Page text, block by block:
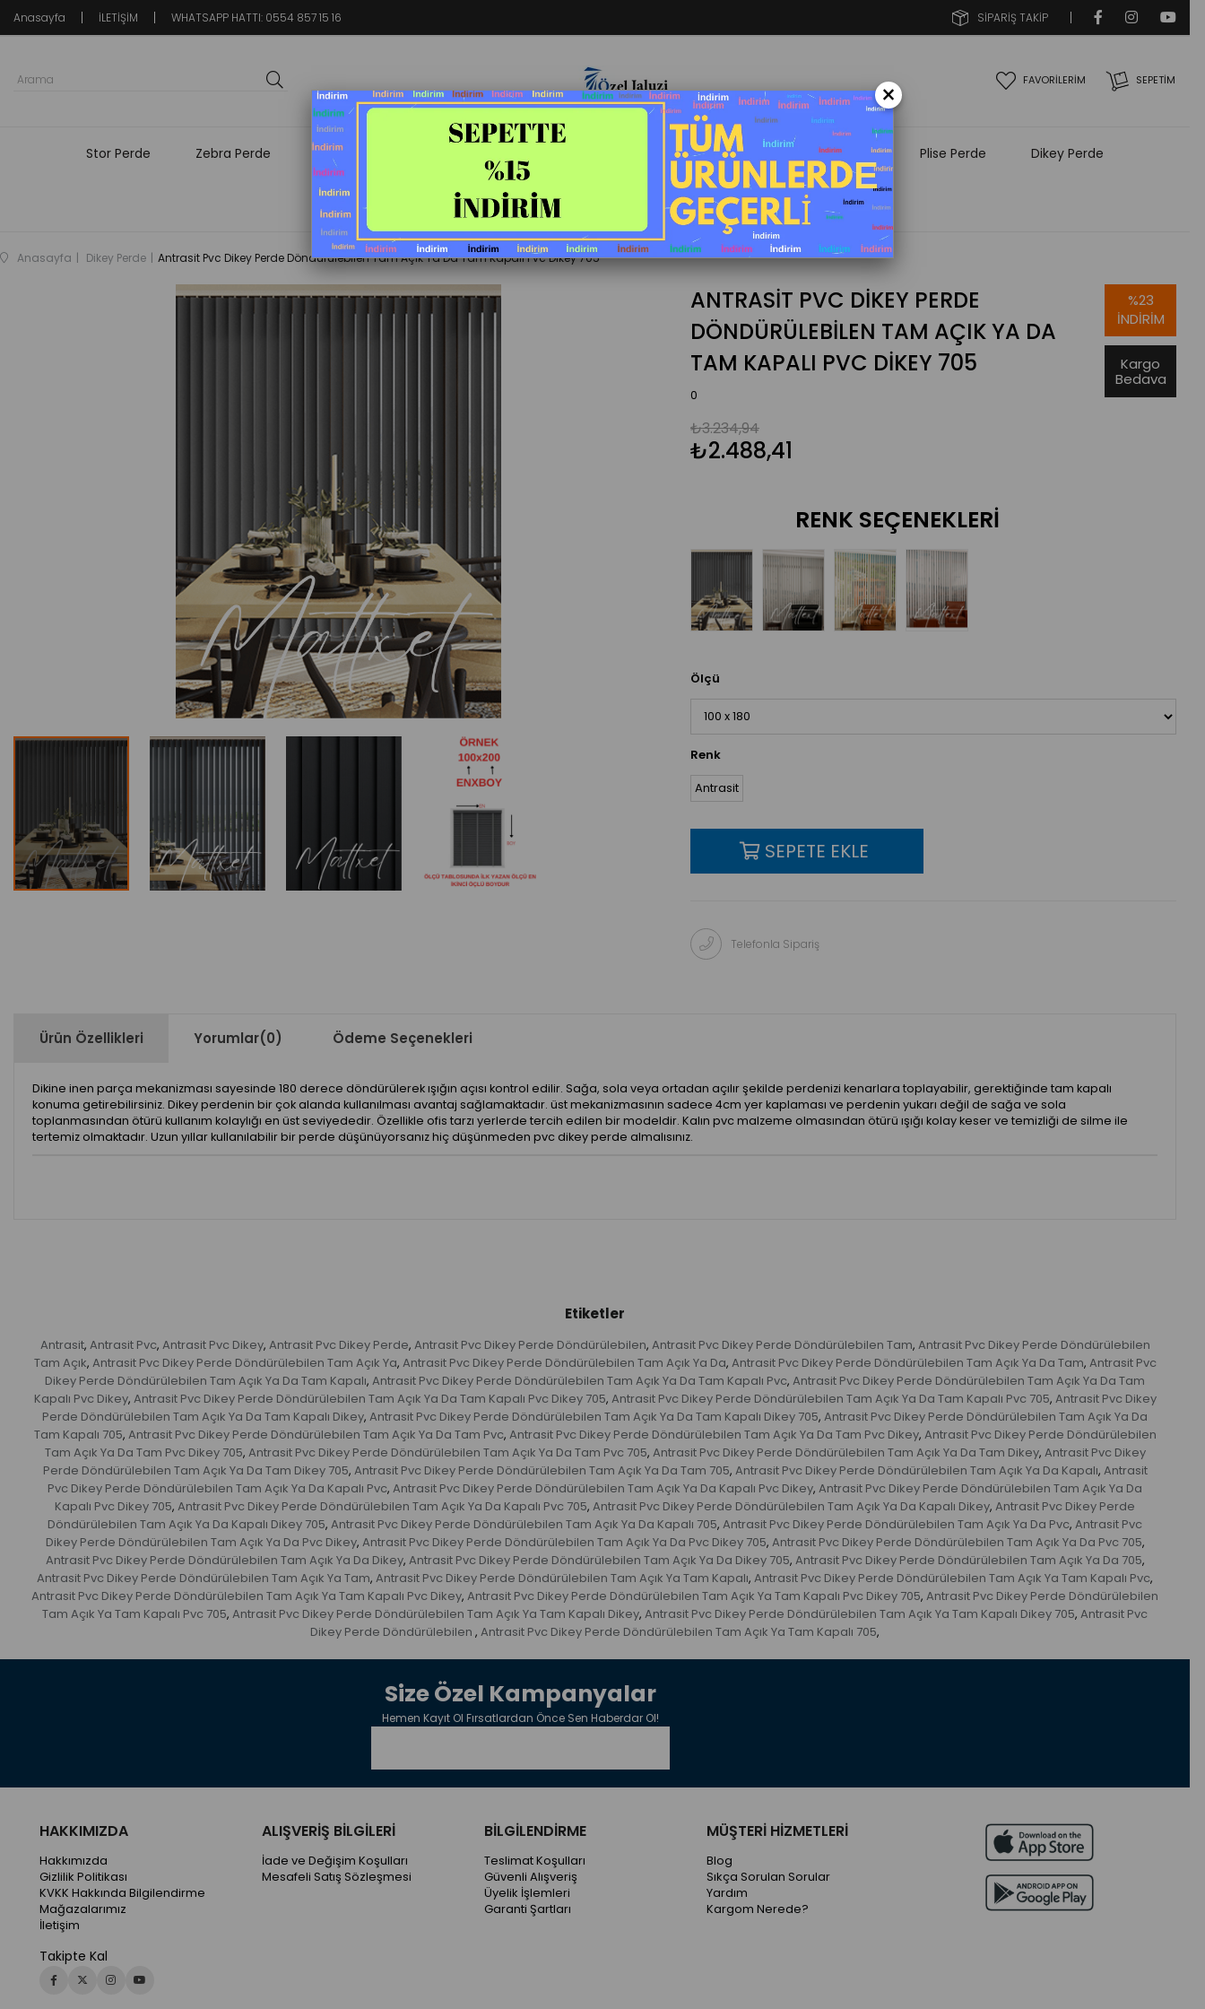
Anasayfa İLETİŞİM WHATSAPP HATTI: 0554 857 15 16 SİPARİŞ TAKİP
SEPETIM
FAVORİLERİM
Stor Perde Zebra Perde Fon Perde Stor&Zebra Perde Aksesuarı Plise Perde Dikey Perde
Screen Perde Ahşap Stor
Anasayfa Dikey Perde Antrasit Pvc Dikey Perde Döndürülebilen Tam Açık Ya Da Tam Kapalı Pvc Dikey 705
ANTRASIT PVC DIKEY PERDE
DÖNDÜRÜLEBILEN TAM AÇIK YA DA
TAM KAPALI PVC DIKEY 705
0
₺3.234,94
₺2.488,41
RENK SEÇENEKLERI
%23
İNDIRIM
Kargo
Bedava
Ölçü
Renk
Antrasit
Telefonla Sipariş
Ürün Özellikleri Yorumlar(0) Ödeme Seçenekleri
Dikine inen parça mekanizması sayesinde 180 derece döndürülerek ışığın açısı kontrol edilir. Sağa, sola veya ortadan açılır şekilde perdenizi kenarlara toplayabilir, gerektiğinde tam kapalı
konuma getirebilirsiniz. Dikey perdenin bir çok alanda kullanılması avantaj sağlamaktadır. üst mekanizmasının sadece 4cm yer kaplaması ve perdenin yukarı değil de sağa ve sola
toplanmasından ötürü kullanım kolaylığı en üst seviyededir. Özellikle ofis tarzı yerlerde tercih edilen bir modeldir. Kalın pvc malzeme olmasından ötürü ışığı kolay keser ve temizliği de silme ile
tertemiz olmaktadır. Uzun yıllar kullanılabilir bir perde düşünüyorsanız hiç düşünmeden pvc dikey perde almalısınız.
Etiketler
Antrasit, Antrasit Pvc, Antrasit Pvc Dikey, Antrasit Pvc Dikey Perde, Antrasit Pvc Dikey Perde Döndürülebilen, Antrasit Pvc Dikey Perde Döndürülebilen Tam, Antrasit Pvc Dikey Perde Döndürülebilen
Tam Açık, Antrasit Pvc Dikey Perde Döndürülebilen Tam Açık Ya, Antrasit Pvc Dikey Perde Döndürülebilen Tam Açık Ya Da, Antrasit Pvc Dikey Perde Döndürülebilen Tam Açık Ya Da Tam, Antrasit Pvc
Dikey Perde Döndürülebilen Tam Açık Ya Da Tam Kapalı, Antrasit Pvc Dikey Perde Döndürülebilen Tam Açık Ya Da Tam Kapalı Pvc, Antrasit Pvc Dikey Perde Döndürülebilen Tam Açık Ya Da Tam
Kapalı Pvc Dikey, Antrasit Pvc Dikey Perde Döndürülebilen Tam Açık Ya Da Tam Kapalı Pvc Dikey 705, Antrasit Pvc Dikey Perde Döndürülebilen Tam Açık Ya Da Tam Kapalı Pvc 705, Antrasit Pvc Dikey
Perde Döndürülebilen Tam Açık Ya Da Tam Kapalı Dikey, Antrasit Pvc Dikey Perde Döndürülebilen Tam Açık Ya Da Tam Kapalı Dikey 705, Antrasit Pvc Dikey Perde Döndürülebilen Tam Açık Ya Da
Tam Kapalı 705, Antrasit Pvc Dikey Perde Döndürülebilen Tam Açık Ya Da Tam Pvc, Antrasit Pvc Dikey Perde Döndürülebilen Tam Açık Ya Da Tam Pvc Dikey, Antrasit Pvc Dikey Perde Döndürülebilen
Tam Açık Ya Da Tam Pvc Dikey 705, Antrasit Pvc Dikey Perde Döndürülebilen Tam Açık Ya Da Tam Pvc 705, Antrasit Pvc Dikey Perde Döndürülebilen Tam Açık Ya Da Tam Dikey, Antrasit Pvc Dikey
Perde Döndürülebilen Tam Açık Ya Da Tam Dikey 705, Antrasit Pvc Dikey Perde Döndürülebilen Tam Açık Ya Da Tam 705, Antrasit Pvc Dikey Perde Döndürülebilen Tam Açık Ya Da Kapalı, Antrasit
Pvc Dikey Perde Döndürülebilen Tam Açık Ya Da Kapalı Pvc, Antrasit Pvc Dikey Perde Döndürülebilen Tam Açık Ya Da Kapalı Pvc Dikey, Antrasit Pvc Dikey Perde Döndürülebilen Tam Açık Ya Da
Kapalı Pvc Dikey 705, Antrasit Pvc Dikey Perde Döndürülebilen Tam Açık Ya Da Kapalı Pvc 705, Antrasit Pvc Dikey Perde Döndürülebilen Tam Açık Ya Da Kapalı Dikey, Antrasit Pvc Dikey Perde
Döndürülebilen Tam Açık Ya Da Kapalı Dikey 705, Antrasit Pvc Dikey Perde Döndürülebilen Tam Açık Ya Da Kapalı 705, Antrasit Pvc Dikey Perde Döndürülebilen Tam Açık Ya Da Pvc, Antrasit Pvc
Dikey Perde Döndürülebilen Tam Açık Ya Da Pvc Dikey, Antrasit Pvc Dikey Perde Döndürülebilen Tam Açık Ya Da Pvc Dikey 705, Antrasit Pvc Dikey Perde Döndürülebilen Tam Açık Ya Da Pvc 705,
Antrasit Pvc Dikey Perde Döndürülebilen Tam Açık Ya Da Dikey, Antrasit Pvc Dikey Perde Döndürülebilen Tam Açık Ya Da Dikey 705, Antrasit Pvc Dikey Perde Döndürülebilen Tam Açık Ya Da 705,
Antrasit Pvc Dikey Perde Döndürülebilen Tam Açık Ya Tam, Antrasit Pvc Dikey Perde Döndürülebilen Tam Açık Ya Tam Kapalı, Antrasit Pvc Dikey Perde Döndürülebilen Tam Açık Ya Tam Kapalı Pvc,
Antrasit Pvc Dikey Perde Döndürülebilen Tam Açık Ya Tam Kapalı Pvc Dikey, Antrasit Pvc Dikey Perde Döndürülebilen Tam Açık Ya Tam Kapalı Pvc Dikey 705, Antrasit Pvc Dikey Perde Döndürülebilen
Tam Açık Ya Tam Kapalı Pvc 705, Antrasit Pvc Dikey Perde Döndürülebilen Tam Açık Ya Tam Kapalı Dikey, Antrasit Pvc Dikey Perde Döndürülebilen Tam Açık Ya Tam Kapalı Dikey 705, Antrasit Pvc
Dikey Perde Döndürülebilen , Antrasit Pvc Dikey Perde Döndürülebilen Tam Açık Ya Tam Kapalı 705,
Size Özel Kampanyalar
Hemen Kayıt Ol Fırsatlardan Önce Sen Haberdar Ol!
HAKKIMIZDA
Hakkımızda
Gizlilik Politikası
KVKK Hakkında Bilgilendirme
Mağazalarımız
İletişim
Takipte Kal
ALIŞVERİŞ BİLGİLERİ
İade ve Değişim Koşulları
Mesafeli Satış Sözleşmesi
BİLGİLENDİRME
Teslimat Koşulları
Güvenli Alışveriş
Üyelik İşlemleri
Garanti Şartları
MÜŞTERİ HİZMETLERİ
Blog
Sıkça Sorulan Sorular
Yardım
Kargom Nerede?
×